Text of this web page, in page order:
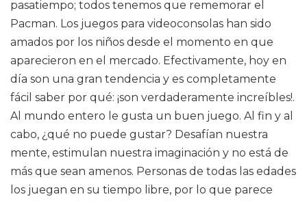
pasatiempo; todos tenemos que rememorar el
Pacman. Los juegos para videoconsolas han sido
amados por los niños desde el momento en que
aparecieron en el mercado. Efectivamente, hoy en
día son una gran tendencia y es completamente
fácil saber por qué: ¡son verdaderamente increíbles!.
Al mundo entero le gusta un buen juego. Al fin y al
cabo, ¿qué no puede gustar? Desafían nuestra
mente, estimulan nuestra imaginación y no está de
más que sean amenos. Personas de todas las edades
los juegan en su tiempo libre, por lo que parece